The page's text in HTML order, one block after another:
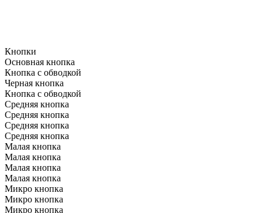
Кнопки
Основная кнопка
Кнопка с обводкой
Черная кнопка
Кнопка с обводкой
Средняя кнопка
Средняя кнопка
Средняя кнопка
Средняя кнопка
Малая кнопка
Малая кнопка
Малая кнопка
Малая кнопка
Микро кнопка
Микро кнопка
Микро кнопка